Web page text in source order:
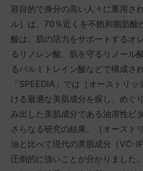
容目的で身分の高い人々に重用さ
ル］は、70％近くを不飽和脂肪酸
酸は、肌の活力をサポートするオ
るリノレン酸、肌を守るリノール
るパルミトレイン酸などで構成さ
「SPEEDIA」では［オーストリ
ける最適な美肌成分を探し、めぐ
み出した美肌成分である油溶性ビ
さらなる研究の結果、［オースト
油と比べて現代の美肌成分［VC-
圧倒的に強いことが分かりました